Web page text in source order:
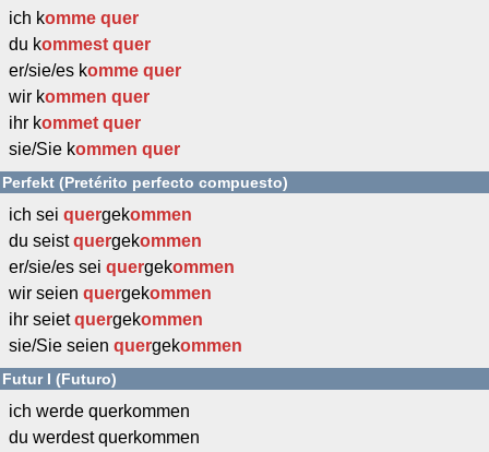
ich komme quer
du kommest quer
er/sie/es komme quer
wir kommen quer
ihr kommet quer
sie/Sie kommen quer
Perfekt (Pretérito perfecto compuesto)
ich sei quergekommen
du seistquergekommen
er/sie/es sei quergekommen
wir seien quergekommen
ihr seietquergekommen
sie/Sie seien quergekommen
Futur I (Futuro)
ich werde querkommen
du werdest querkommen